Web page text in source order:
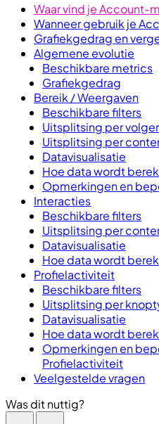
Waar vind je Account-
Wanneer gebruik je
Grafiekgedrag en
Algemene evolutie
Beschikbare metrics
Grafiekgedrag
Bereik / Weergaven
Beschikbare filters
Uitsplitsing per
Uitsplitsing per
Datavisualisatie
Hoe data wordt
Opmerkingen en
Interacties
Beschikbare filters
Uitsplitsing per
Datavisualisatie
Hoe data wordt
Profielactiviteit
Beschikbare filters
Uitsplitsing per
Datavisualisatie
Hoe data wordt
Opmerkingen en
Profielactiviteit
Veelgestelde vragen
Was dit nuttig?